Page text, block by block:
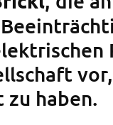
haben.